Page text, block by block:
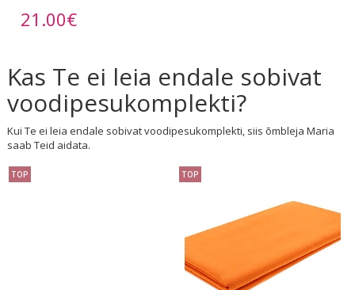
21.00€
Kas Te ei leia endale sobivat
voodipesukomplekti?
Kui Te ei leia endale sobivat voodipesukomplekti, siis õmbleja Maria
saab Teid aidata.
TOP TOP